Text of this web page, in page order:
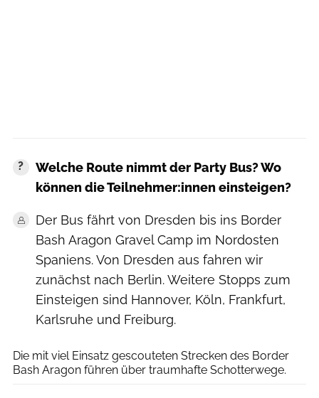
Welche Route nimmt der Party Bus? Wo
können die Teilnehmer:innen einsteigen?
Der Bus fährt von Dresden bis ins Border
Bash Aragon Gravel Camp im Nordosten
Spaniens. Von Dresden aus fahren wir
zunächst nach Berlin. Weitere Stopps zum
Einsteigen sind Hannover, Köln, Frankfurt,
Karlsruhe und Freiburg.
Die mit viel Einsatz gescouteten Strecken des Border
Bash Aragon führen über traumhafte Schotterwege.